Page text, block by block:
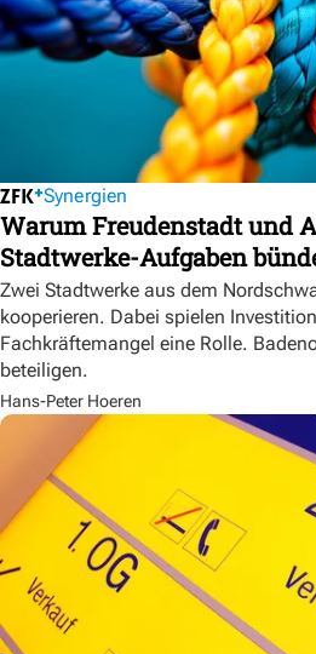
Synergien
Warum Freudenstadt und
Stadtwerke-Aufgaben
Zwei Stadtwerke aus dem
kooperieren. Dabei spielen
Fachkräftemangel eine Rolle.
beteiligen.
Hans-Peter Hoeren